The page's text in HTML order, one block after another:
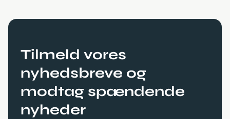
Tilmeld vores
nyhedsbreve og
modtag spændende
nyheder